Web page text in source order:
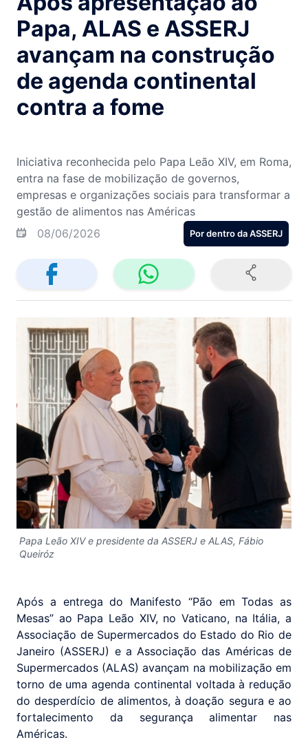
Papa, ALAS e ASSERJ
avançam na construção
de agenda continental
contra a fome
Iniciativa reconhecida pelo Papa Leão XIV, em Roma,
entra na fase de mobilização de governos,
empresas e organizações sociais para transformar a
gestão de alimentos nas Américas
08/06/2026
Por dentro da ASSERJ
Papa Leão XIV e presidente da ASSERJ e ALAS, Fábio
Queiróz
Após a entrega do Manifesto “Pão em Todas as
Mesas” ao Papa Leão XIV, no Vaticano, na Itália, a
Associação de Supermercados do Estado do Rio de
Janeiro (ASSERJ) e a Associação das Américas de
Supermercados (ALAS) avançam na mobilização em
torno de uma agenda continental voltada à redução
do desperdício de alimentos, à doação segura e ao
fortalecimento da segurança alimentar nas
Américas.